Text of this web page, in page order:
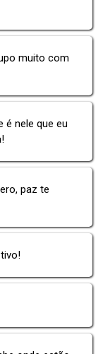
muito com
é nele que eu
paz te